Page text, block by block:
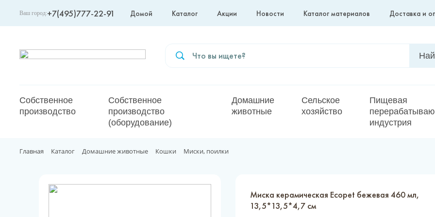
Ваш город:+7(495)777-22-91 Домой Каталог Акции Новости Каталог материалов Доставка и
Москва
Собственное
производство
Собственное
производство
(оборудование)
Домашние
животные
Сельское
хозяйство
Пищевая
индустрия
Главная Каталог Домашние животные Кошки Миски, поилки
Миска керамическая Ecopet бежевая 460 мл,
13,5*13,5*4,7 см